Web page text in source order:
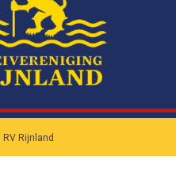
Rijnland